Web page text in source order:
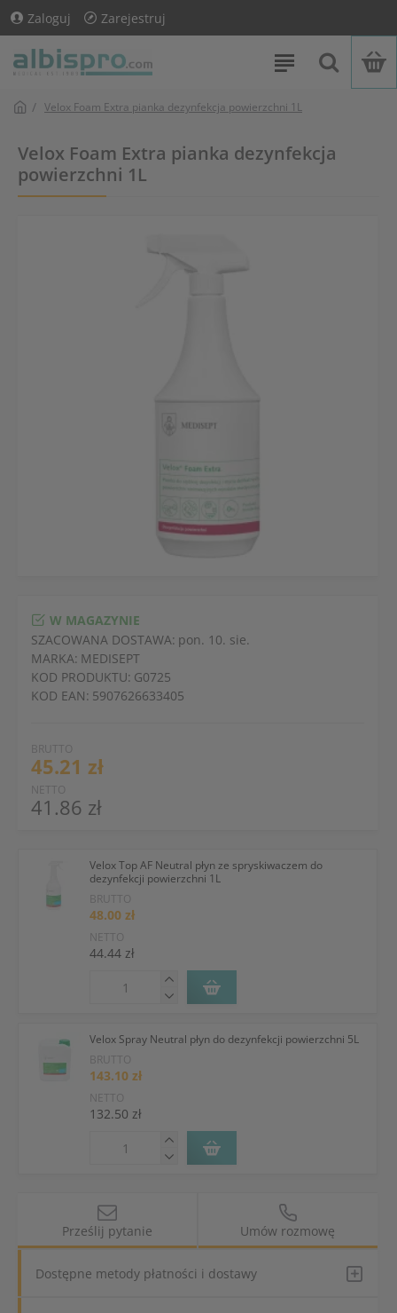
Zaloguj Zarejestruj
Velox Foam Extra pianka dezynfekcja powierzchni 1L
Velox Foam Extra pianka dezynfekcja
powierzchni 1L
BRUTTO
45.21 zł
NETTO
41.86 zł
W MAGAZYNIE
SZACOWANA DOSTAWA: pon. 10. sie.
MARKA: MEDISEPT
KOD PRODUKTU: G0725
KOD EAN: 5907626633405
Velox Top AF Neutral płyn ze spryskiwaczem do
dezynfekcji powierzchni 1L
BRUTTO
48.00 zł
NETTO
44.44 zł
Velox Spray Neutral płyn do dezynfekcji powierzchni 5L
BRUTTO
143.10 zł
NETTO
132.50 zł
Prześlij pytanie Umów rozmowę
Dostępne metody płatności i dostawy